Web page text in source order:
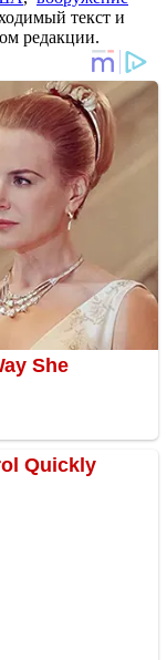
текст и
редакции.